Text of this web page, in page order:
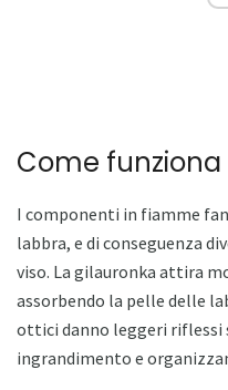
Come
I componenti in fiamme
labbra, e di conseguenza
viso. La gilauronka attira
assorbendo la pelle delle
ottici danno leggeri riflessi
ingrandimento e